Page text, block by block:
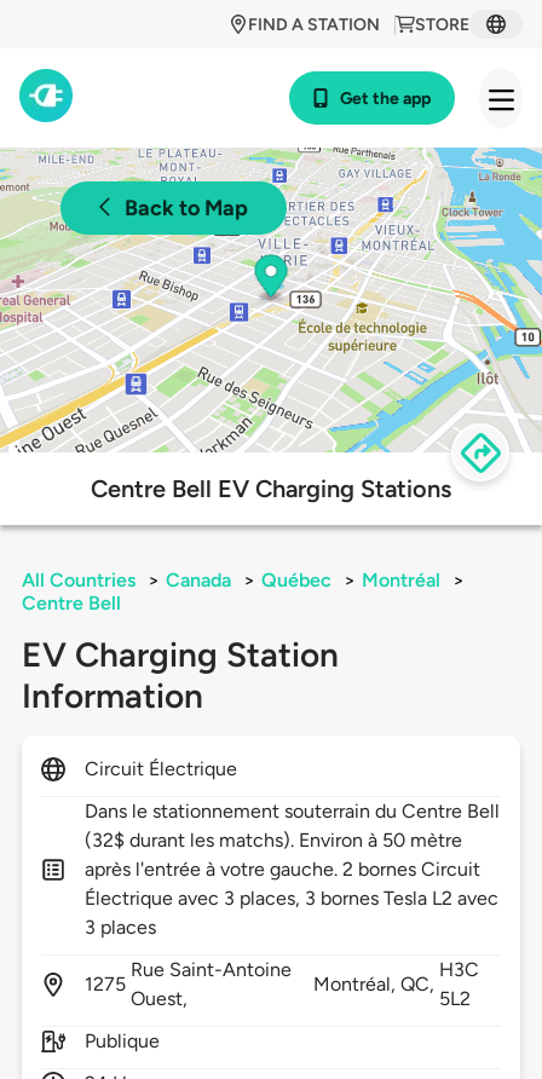
STORE
FIND A STATION
Get the app
Back to Map
Centre Bell EV Charging Stations
All Countries > Canada > Québec > Montréal
>
Centre Bell
EV Charging Station
Information
Circuit Électrique
Dans le stationnement souterrain du Centre Bell
(32$ durant les matchs). Environ à 50 mètre
après l'entrée à votre gauche. 2 bornes Circuit
Électrique avec 3 places, 3 bornes Tesla L2 avec
3 places
1275
Rue Saint-Antoine
Ouest,
Montréal,QC,
H3C
5L2
Publique